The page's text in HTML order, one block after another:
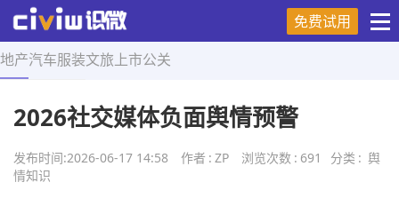
免费试用
地产汽车服装文旅 上市公关
首页 > 舆情知识 > 正文
2026社交媒体负面舆情预警
发布时间:2026-06-17 14:58 作者 : ZP 浏览次数 : 691 分类 : 舆
情知识